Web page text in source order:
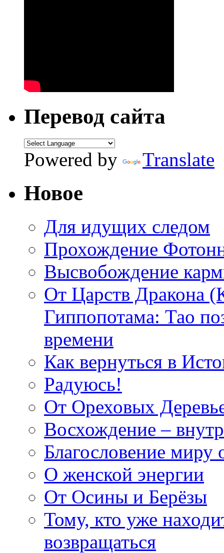
Перевод сайта
Powered by Translate
Новое
Для идущих следом
Прохождение
Высвобождение
От Царств Дракона
Гиппопотама: Тао
времени
Как вернуться в
Радуюсь!
От Ореховых
Восхождение –
Благословение миру
О женской энергии
От Осины и Берёзы
Тому, кто уже
возвращаться